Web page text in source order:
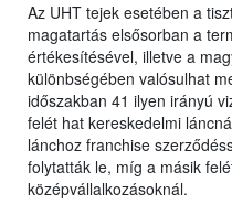
Az UHT tejek esetében a
magatartás elsősorban a
értékesítésével, illetve a
különbségében valósulhat
időszakban 41 ilyen irányú
felét hat kereskedelmi
lánchoz franchise
folytatták le, míg a másik
középvállalkozásoknál.